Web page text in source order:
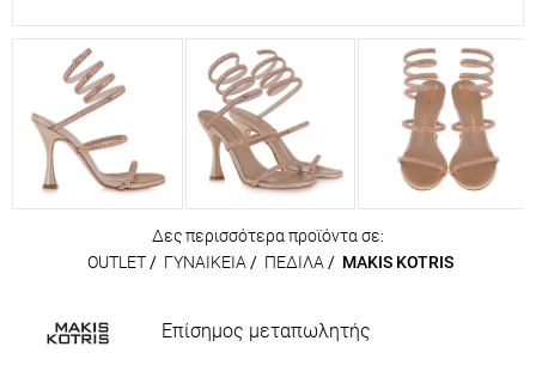
Δες περισσότερα προϊόντα σε:
OUTLET/ ΓΥΝΑΙΚΕΙΑ / ΠΕΔΙΛΑ / MAKIS KOTRIS
Επίσημος μεταπωλητής